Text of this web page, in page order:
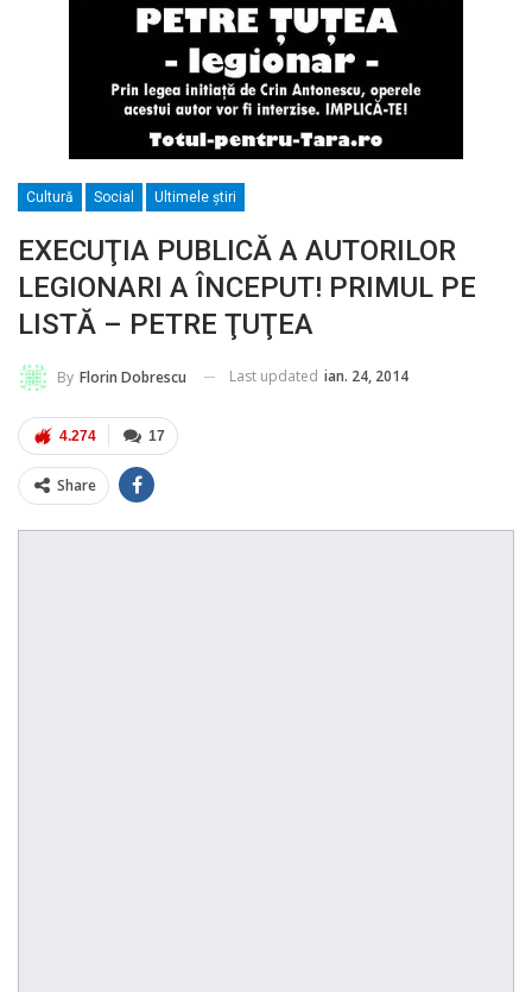
Cultură Social Ultimele ştiri
EXECUŢIA PUBLICĂ A AUTORILOR
LEGIONARI A ÎNCEPUT! PRIMUL PE
LISTĂ – PETRE ŢUŢEA
By Florin Dobrescu Last updated ian. 24, 2014
17
4.274
Share